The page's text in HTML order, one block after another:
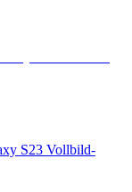
S23 Vollbild-